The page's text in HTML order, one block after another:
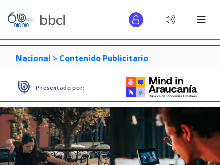
Nacional > Contenido Publicitario
Presentado por: